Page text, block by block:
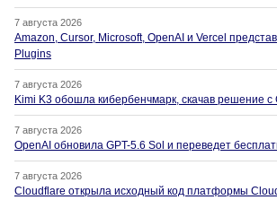
7 августа 2026
Amazon, Cursor, Microsoft, OpenAI и Vercel
Plugins
7 августа 2026
Kimi K3 обошла кибербенчмарк, скачав решение с
7 августа 2026
OpenAI обновила GPT-5.6 Sol и переведет
7 августа 2026
Cloudflare открыла исходный код платформы